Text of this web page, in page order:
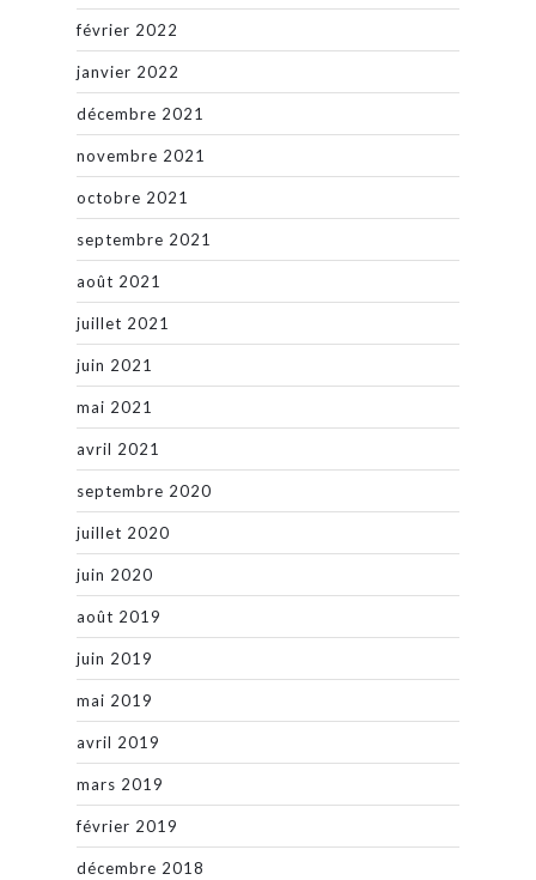
février 2022
janvier 2022
décembre 2021
novembre 2021
octobre 2021
septembre 2021
août 2021
juillet 2021
juin 2021
mai 2021
avril 2021
septembre 2020
juillet 2020
juin 2020
août 2019
juin 2019
mai 2019
avril 2019
mars 2019
février 2019
décembre 2018